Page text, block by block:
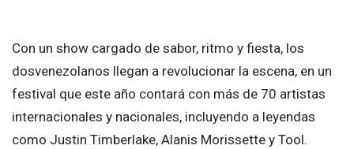
Con un show cargado de sabor, ritmo y fiesta, los
dosvenezolanos llegan a revolucionar la escena, en un
festival que este año contará con más de 70 artistas
internacionales y nacionales, incluyendo a leyendas
como Justin Timberlake, Alanis Morissette y Tool.